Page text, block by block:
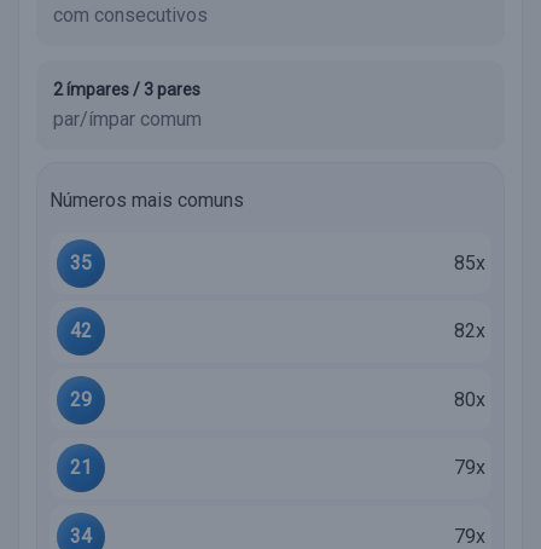
com consecutivos
2 ímpares / 3 pares
par/ímpar comum
Números mais comuns
35 85x
42 82x
29 80x
21 79x
34 79x